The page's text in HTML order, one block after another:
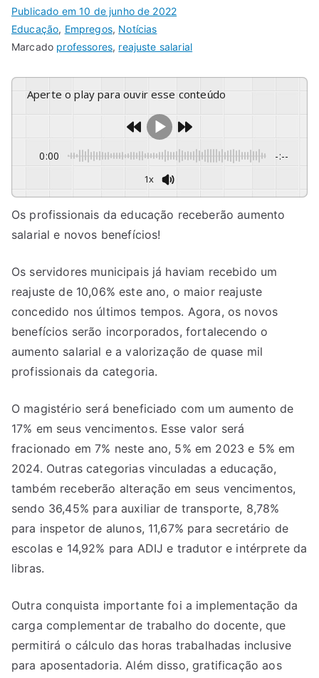
Publicado em10 de junho de 2022
Educação, Empregos, Notícias
Marcado professores, reajuste salarial
Aperte o play para ouvir esse conteúdo
0:00 -:--
1x
Os profissionais da educação receberão aumento
salarial e novos benefícios!
Os servidores municipais já haviam recebido um
reajuste de 10,06% este ano, o maior reajuste
concedido nos últimos tempos. Agora, os novos
benefícios serão incorporados, fortalecendo o
aumento salarial e a valorização de quase mil
profissionais da categoria.
O magistério será beneficiado com um aumento de
17% em seus vencimentos. Esse valor será
fracionado em 7% neste ano, 5% em 2023 e 5% em
2024. Outras categorias vinculadas a educação,
também receberão alteração em seus vencimentos,
sendo 36,45% para auxiliar de transporte, 8,78%
para inspetor de alunos, 11,67% para secretário de
escolas e 14,92% para ADIJ e tradutor e intérprete da
libras.
Outra conquista importante foi a implementação da
carga complementar de trabalho do docente, que
permitirá o cálculo das horas trabalhadas inclusive
para aposentadoria. Além disso, gratificação aos